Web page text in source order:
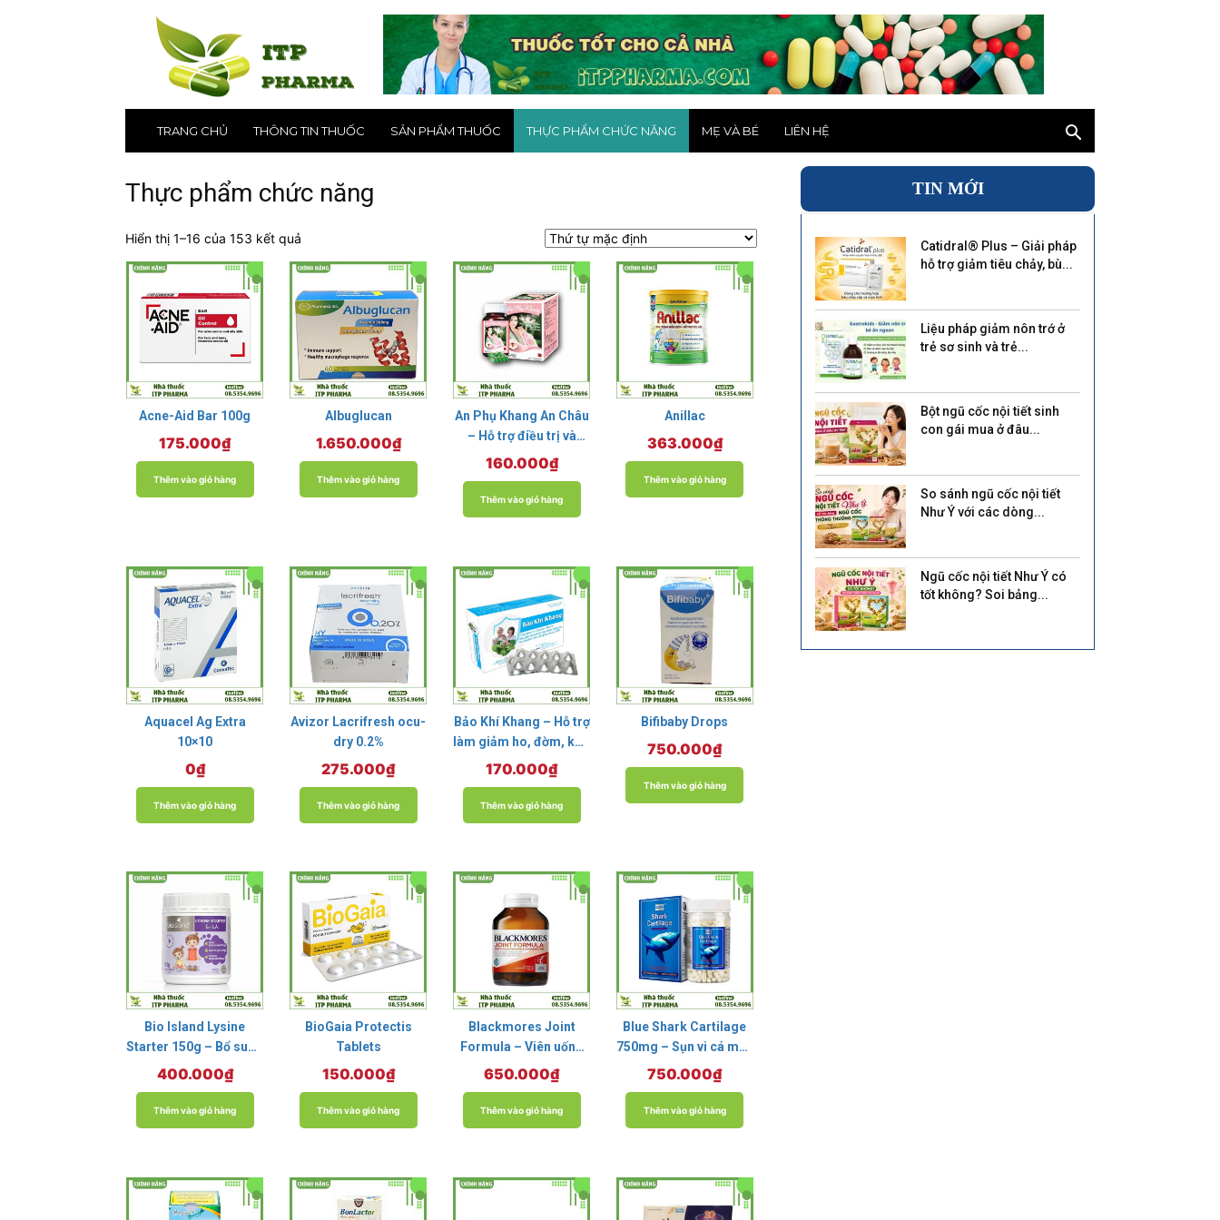
Nhà
thuốc
uy
tại
Nội,
TRANG CHỦ THÔNG TIN THUỐC SẢN PHẨM THUỐC THỰC PHẨM CHỨC NĂNG MẸ VÀ BÉ LIÊN HỆ
Thực phẩm chức năng
Hiển thị 1–16 của 153 kết quả
Acne-Aid Bar 100g
175.000₫
Thêm vào giỏ hàng
Albuglucan
1.650.000₫
Thêm vào giỏ hàng
An Phụ Khang An Châu
– Hỗ trợ điều trị và
phòng ngừa u xơ tử
cung, u nang buồng
trứng
160.000₫
Thêm vào giỏ hàng
Anillac
363.000₫
Thêm vào giỏ hàng
Aquacel Ag Extra
10×10
0₫
Thêm vào giỏ hàng
Avizor Lacrifresh ocu-
dry 0.2%
275.000₫
Thêm vào giỏ hàng
Bảo Khí Khang – Hỗ trợ
làm giảm ho, đờm, khó
thở, giảm đợt cấp hen
170.000₫
Thêm vào giỏ hàng
Bifibaby Drops
750.000₫
Thêm vào giỏ hàng
Bio Island Lysine
Starter 150g – Bổ sung
lysine cho trẻ từ 7
tháng tuổi đến 6 tuổi
400.000₫
Thêm vào giỏ hàng
BioGaia Protectis
Tablets
150.000₫
Thêm vào giỏ hàng
Blackmores Joint
Formula – Viên uống
bổ khớp, hỗ trợ bệnh
viêm khớp
650.000₫
Thêm vào giỏ hàng
Blue Shark Cartilage
750mg – Sụn vi cá mập
của Úc, hỗ trợ điều trị
xương khớp
750.000₫
Thêm vào giỏ hàng
TIN MỚI
Catidral® Plus – Giải pháp
hỗ trợ giảm tiêu chảy, bù...
Liệu pháp giảm nôn trớ ở
trẻ sơ sinh và trẻ...
Bột ngũ cốc nội tiết sinh
con gái mua ở đâu...
So sánh ngũ cốc nội tiết
Như Ý với các dòng...
Ngũ cốc nội tiết Như Ý có
tốt không? Soi bảng...